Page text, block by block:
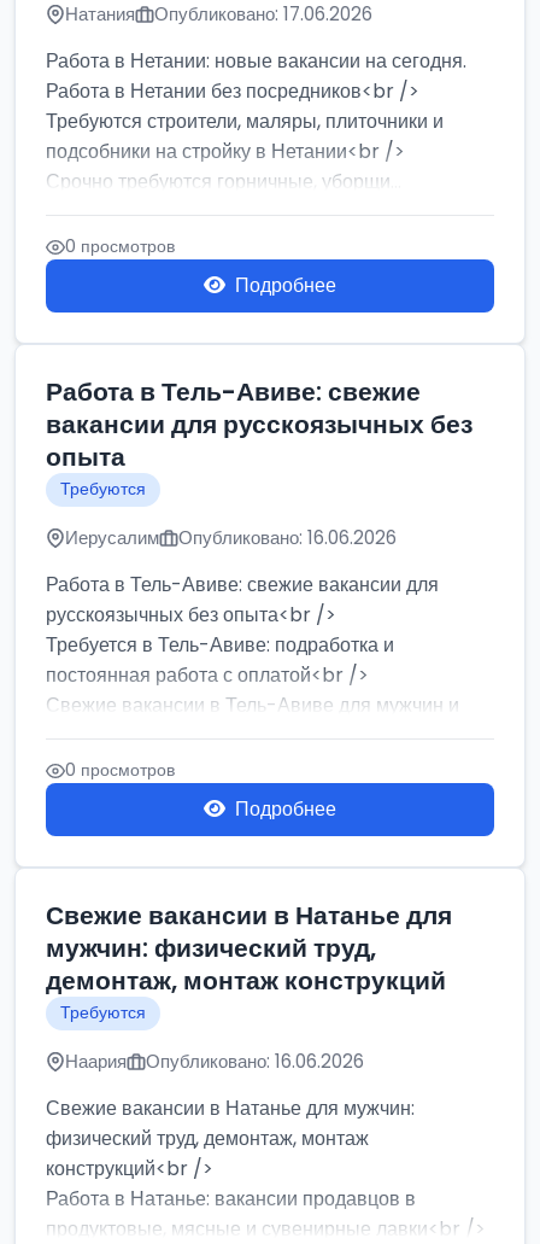
Натания Опубликовано: 17.06.2026
Работа в Нетании: новые вакансии на сегодня.
Работа в Нетании без посредников<br />
Требуются строители, маляры, плиточники и
подсобники на стройку в Нетании<br />
Срочно требуются горничные, уборщи...
0 просмотров
Подробнее
Работа в Тель-Авиве: свежие
вакансии для русскоязычных без
опыта
Требуются
Иерусалим Опубликовано: 16.06.2026
Работа в Тель-Авиве: свежие вакансии для
русскоязычных без опыта<br />
Требуется в Тель-Авиве: подработка и
постоянная работа с оплатой<br />
Свежие вакансии в Тель-Авиве для мужчин и
женщин от хозя...
0 просмотров
Подробнее
Свежие вакансии в Натанье для
мужчин: физический труд,
демонтаж, монтаж конструкций
Требуются
Наария Опубликовано: 16.06.2026
Свежие вакансии в Натанье для мужчин:
физический труд, демонтаж, монтаж
конструкций<br />
Работа в Натанье: вакансии продавцов в
продуктовые, мясные и сувенирные лавки<br />